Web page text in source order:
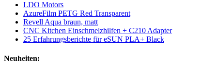
LDO Motors
AzureFilm PETG Red Transparent
Revell Aqua braun, matt
CNC Kitchen Einschmelzhilfen + C210 Adapter
25 Erfahrungsberichte für eSUN PLA+ Black
Neuheiten: